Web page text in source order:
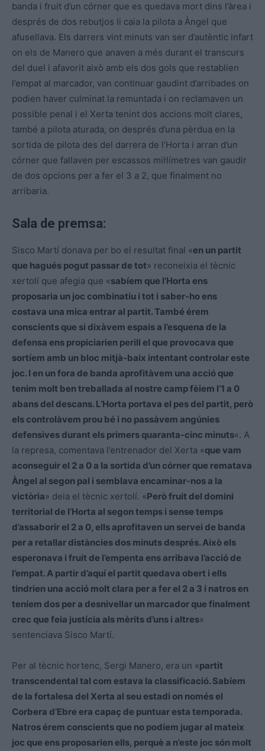
banda i fruit d’un córner que es quedava mort dins l’àrea i
després de dos rebutjos li caia la pilota a Àngel que
afusellava. Els darrers vint minuts van ser d’autèntic infart
on els de Manero que anaven a més durant el transcurs
del duel i afavorit això amb els dos gols que restablien
l’empat al marcador, van continuar gaudint d’arribades on
podien haver culminat la remuntada i on reclamaven un
possible penal i el Xerta tenint dos accions molt clares,
també a pilota aturada, on després d’una pèrdua en la
sortida de pilota des del darrera de l’Horta i arran d’un
córner que fallaven per escassos mil·límetres van gaudir
de dos opcions per a fer el 3 a 2, que finalment no
arribaria.
Sala de premsa:
Sisco Martí donava per bo el resultat final «en un partit
que hagués pogut passar de tot» reconeixia el tècnic
xertolí que afegia que «sabíem que l’Horta ens
proposaria un joc combinatiu i tot i saber-ho ens
costava una mica entrar al partit. També érem
conscients que si dixàvem espais a l’esquena de la
defensa ens propiciarien perill el que provocava que
sortíem amb un bloc mitjà-baix intentant controlar este
joc. I en un fora de banda aprofitàvem una acció que
tenim molt ben treballada al nostre camp fèiem l’1 a 0
abans del descans. L’Horta portava el pes del partit, però
els controlàvem prou bé i no passàvem angúnies
defensives durant els primers quaranta-cinc minuts«. A
la represa, comentava l’entrenador del Xerta «que vam
aconseguir el 2 a 0 a la sortida d’un córner que rematava
Àngel al segon pal i semblava encaminar-nos a la
victòria» deia el tècnic xertolí. «Però fruit del domini
territorial de l’Horta al segon temps i sense temps
d’assaborir el 2 a 0, ells aprofitaven un servei de banda
per a retallar distàncies dos minuts després. Això els
esperonava i fruit de l’empenta ens arribava l’acció de
l’empat. A partir d’aquí el partit quedava obert i ells
tindrien una acció molt clara per a fer el 2 a 3 i natros en
teníem dos per a desnivellar un marcador que finalment
crec que feia justícia als mèrits d’uns i altres»
sentenciava Sisco Martí.
Per al tècnic hortenc, Sergi Manero, era un «partit
transcendental tal com estava la classificació. Sabíem
de la fortalesa del Xerta al seu estadi on només el
Corbera d’Ebre era capaç de puntuar esta temporada.
Natros érem conscients que no podíem jugar al mateix
joc que ens proposarien ells, perquè a n’este joc són molt